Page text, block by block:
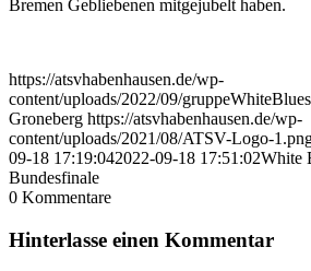
Bremen Gebliebenen mitgejubelt haben.
https://atsvhabenhausen.de/wp-
content/uploads/2022/09/
Groneberg https://atsvhabenhausen.de/wp-
content/uploads/2021/08/ATSV-Logo-
09-18 17:19:042022-09-18 17:51:02White
Bundesfinale
0 Kommentare
Hinterlasse einen Kommentar